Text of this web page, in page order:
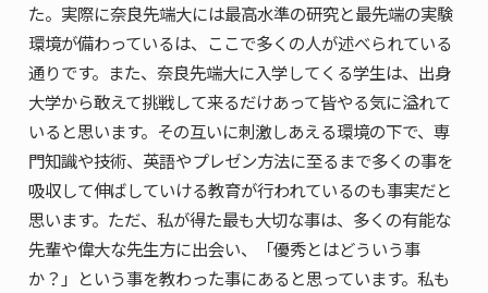
た。実際に奈良先端大には最高水準の研究と最先端の実験
環境が備わっているは、ここで多くの人が述べられている
通りです。また、奈良先端大に入学してくる学生は、出身
大学から敢えて挑戦して来るだけあって皆やる気に溢れて
いると思います。その互いに刺激しあえる環境の下で、専
門知識や技術、英語やプレゼン方法に至るまで多くの事を
吸収して伸ばしていける教育が行われているのも事実だと
思います。ただ、私が得た最も大切な事は、多くの有能な
先輩や偉大な先生方に出会い、「優秀とはどういう事
か？」という事を教わった事にあると思っています。私も